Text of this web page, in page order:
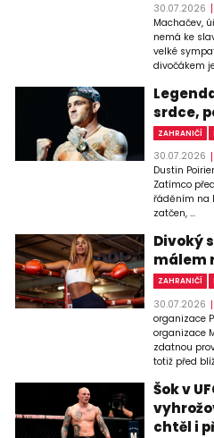
30.07.2026
Machačev,
nemá ke
velké
divočákem
srdce,
ZAHRANIČÍ
30.07.2026
Dustin
Zatímco
řáděním na
zatčen, ...
Divoký
málem
ZAHRANIČÍ
30.07.2026
organizace
organizace
zdatnou
totiž před
Šok v
chtěl i